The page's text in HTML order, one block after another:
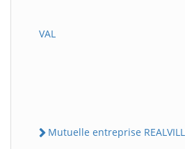
VAL
Mutuelle entreprise